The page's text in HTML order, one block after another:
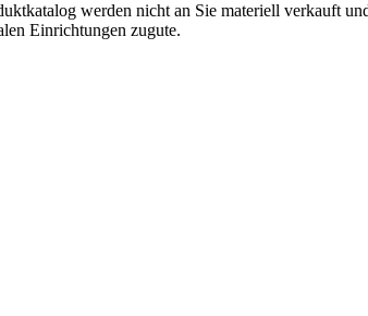
werden nicht an Sie materiell verkauft
Einrichtungen zugute.